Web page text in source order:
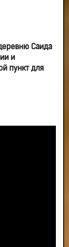
Саида
и
пункт для